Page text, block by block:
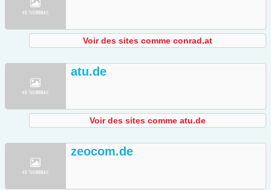
Voir des sites comme conrad.at
atu.de
Voir des sites comme atu.de
zeocom.de